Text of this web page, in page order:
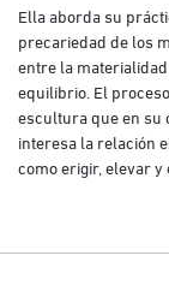
Ella aborda su
precariedad de los
entre la
equilibrio. El
escultura que en su
interesa la relación
como erigir, elevar y